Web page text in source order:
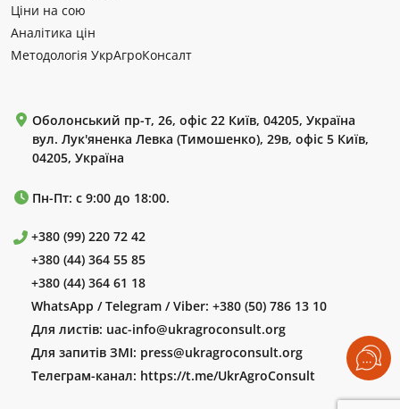
Ціни на сою
Аналітика цін
Методологія УкрАгроКонсалт
Оболонський пр-т, 26, офіс 22 Київ, 04205, Україна
вул. Лук'яненка Левка (Тимошенко), 29в, офіс 5 Київ,
04205, Україна
Пн-Пт: с 9:00 до 18:00.
+380 (99) 220 72 42
+380 (44) 364 55 85
+380 (44) 364 61 18
WhatsApp / Telegram / Viber: +380 (50) 786 13 10
Для листів: uac-info@ukragroconsult.org
Для запитів ЗМІ: press@ukragroconsult.org
Телеграм-канал: https://t.me/UkrAgroConsult